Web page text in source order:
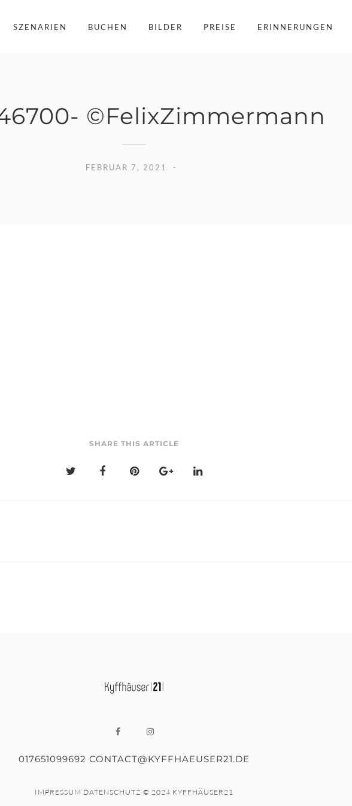
SZENARIEN BUCHEN BILDER PREISE ERINNERUNGEN
©FelixZimmermann
FEBRUAR 7, 2021
SHARE THIS ARTICLE
017651099692 CONTACT@KYFFHAEUSER21.DE
IMPRESSUM DATENSCHUTZ © 2024 KYFFHÄUSER21